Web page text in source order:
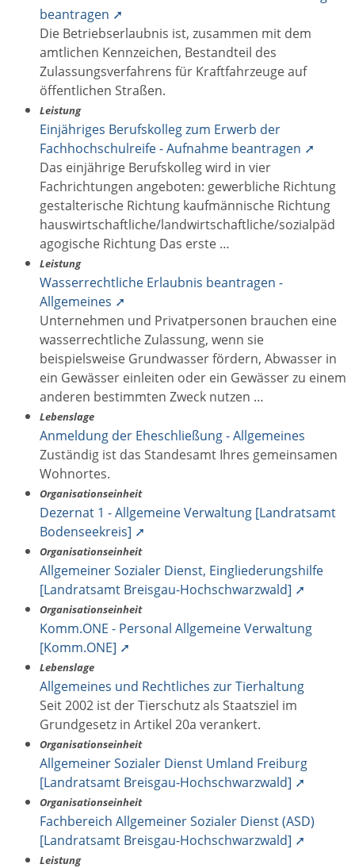
beantragen ➚
Die Betriebserlaubnis ist, zusammen mit dem
amtlichen Kennzeichen, Bestandteil des
Zulassungsverfahrens für Kraftfahrzeuge auf
öffentlichen Straßen.
Leistung
Einjähriges Berufskolleg zum Erwerb der
Fachhochschulreife - Aufnahme beantragen ➚
Das einjährige Berufskolleg wird in vier
Fachrichtungen angeboten: gewerbliche Richtung
gestalterische Richtung kaufmännische Richtung
hauswirtschaftliche/landwirtschaftliche/sozialpäd
agogische Richtung Das erste …
Leistung
Wasserrechtliche Erlaubnis beantragen -
Allgemeines ➚
Unternehmen und Privatpersonen brauchen eine
wasserrechtliche Zulassung, wenn sie
beispielsweise Grundwasser fördern, Abwasser in
ein Gewässer einleiten oder ein Gewässer zu einem
anderen bestimmten Zweck nutzen …
Lebenslage
Anmeldung der Eheschließung - Allgemeines
Zuständig ist das Standesamt Ihres gemeinsamen
Wohnortes.
Organisationseinheit
Dezernat 1 - Allgemeine Verwaltung [Landratsamt
Bodenseekreis] ➚
Organisationseinheit
Allgemeiner Sozialer Dienst, Eingliederungshilfe
[Landratsamt Breisgau-Hochschwarzwald] ➚
Organisationseinheit
Komm.ONE - Personal Allgemeine Verwaltung
[Komm.ONE] ➚
Lebenslage
Allgemeines und Rechtliches zur Tierhaltung
Seit 2002 ist der Tierschutz als Staatsziel im
Grundgesetz in Artikel 20a verankert.
Organisationseinheit
Allgemeiner Sozialer Dienst Umland Freiburg
[Landratsamt Breisgau-Hochschwarzwald] ➚
Organisationseinheit
Fachbereich Allgemeiner Sozialer Dienst (ASD)
[Landratsamt Breisgau-Hochschwarzwald] ➚
Leistung